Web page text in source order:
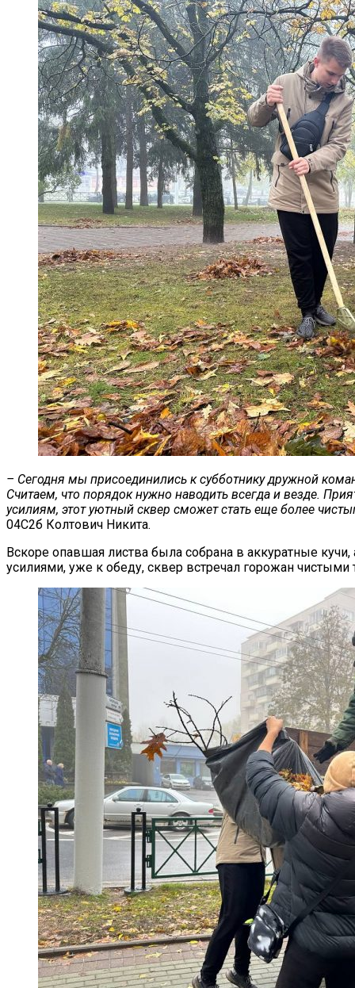
– Сегодня мы присоединились к субботнику дружной
Считаем, что порядок нужно наводить всегда и везде.
усилиям, этот уютный сквер сможет стать еще более
04С2б Колтович Никита.
Вскоре опавшая листва была собрана в аккуратные
усилиями, уже к обеду, сквер встречал горожан